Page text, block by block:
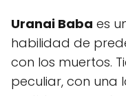
Uranai Baba es
habilidad de
con los muertos.
peculiar, con una